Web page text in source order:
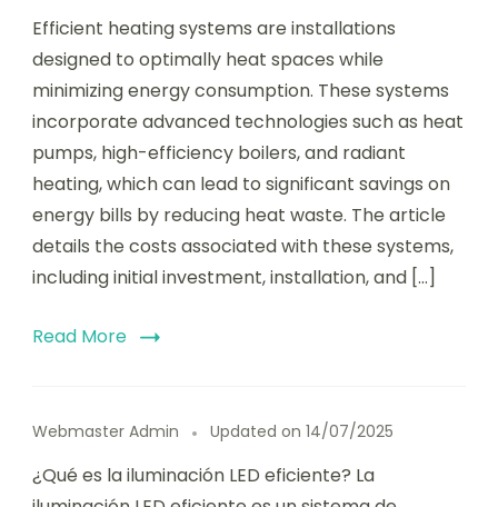
Efficient heating systems are installations
designed to optimally heat spaces while
minimizing energy consumption. These systems
incorporate advanced technologies such as heat
pumps, high-efficiency boilers, and radiant
heating, which can lead to significant savings on
energy bills by reducing heat waste. The article
details the costs associated with these systems,
including initial investment, installation, and […]
Read More
Webmaster Admin Updated on 14/07/2025
¿Qué es la iluminación LED eficiente? La